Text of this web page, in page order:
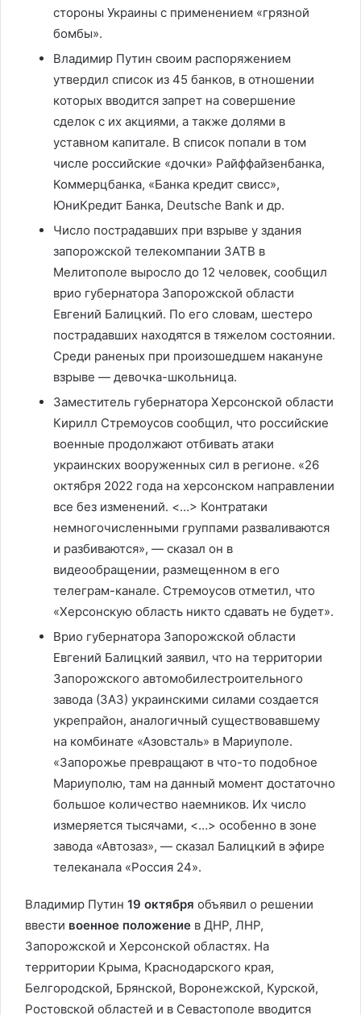
стороны Украины с применением «грязной
бомбы».
Владимир Путин своим распоряжением
утвердил список из 45 банков, в отношении
которых вводится запрет на совершение
сделок с их акциями, а также долями в
уставном капитале. В список попали в том
числе российские «дочки» Райффайзенбанка,
Коммерцбанка, «Банка кредит свисс»,
ЮниКредит Банка, Deutsche Bank и др.
Число пострадавших при взрыве у здания
запорожской телекомпании ЗАТВ в
Мелитополе выросло до 12 человек, сообщил
врио губернатора Запорожской области
Евгений Балицкий. По его словам, шестеро
пострадавших находятся в тяжелом состоянии.
Среди раненых при произошедшем накануне
взрыве — девочка-школьница.
Заместитель губернатора Херсонской области
Кирилл Стремоусов сообщил, что российские
военные продолжают отбивать атаки
украинских вооруженных сил в регионе. «26
октября 2022 года на херсонском направлении
все без изменений. <…> Контратаки
немногочисленными группами разваливаются
и разбиваются», — сказал он в
видеообращении, размещенном в его
телеграм-канале. Стремоусов отметил, что
«Херсонскую область никто сдавать не будет».
Врио губернатора Запорожской области
Евгений Балицкий заявил, что на территории
Запорожского автомобилестроительного
завода (ЗАЗ) украинскими силами создается
укрепрайон, аналогичный существовавшему
на комбинате «Азовсталь» в Мариуполе.
«Запорожье превращают в что-то подобное
Мариуполю, там на данный момент достаточно
большое количество наемников. Их число
измеряется тысячами, <…> особенно в зоне
завода «Автозаз», — сказал Балицкий в эфире
телеканала «Россия 24».
Владимир Путин 19 октября объявил о решении
ввести военное положение в ДНР, ЛНР,
Запорожской и Херсонской областях. На
территории Крыма, Краснодарского края,
Белгородской, Брянской, Воронежской, Курской,
Ростовской областей и в Севастополе вводится